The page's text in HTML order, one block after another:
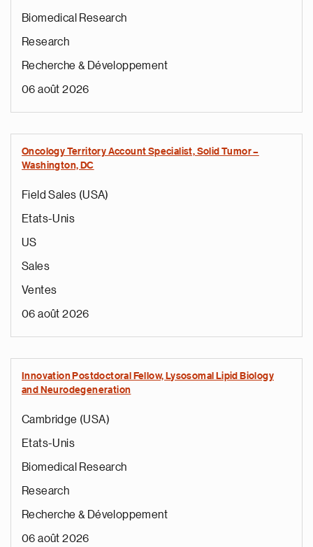
Biomedical Research
Research
Recherche & Développement
06 août 2026
Oncology Territory Account Specialist, Solid Tumor –
Washington, DC
Field Sales (USA)
Etats-Unis
US
Sales
Ventes
06 août 2026
Innovation Postdoctoral Fellow, Lysosomal Lipid Biology
and Neurodegeneration
Cambridge (USA)
Etats-Unis
Biomedical Research
Research
Recherche & Développement
06 août 2026